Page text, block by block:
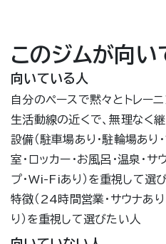
このジムが向い
向いている人
自分のペースで黙々とトレー
生活動線の近くで、無理なく
設備（駐車場あり・駐輪場あり
室・ロッカー・お風呂・温泉・サ
プ・Wi-Fiあり）を重視して選
特徴（24時間営業・サウナあり
り）を重視して選びたい人